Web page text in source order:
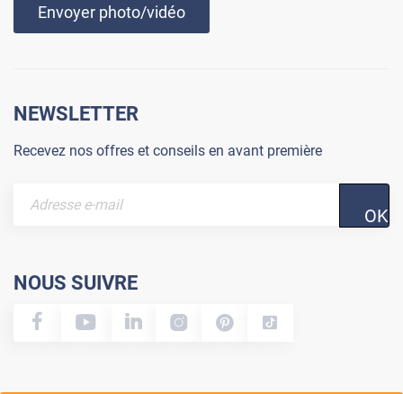
Envoyer photo/vidéo
NEWSLETTER
Recevez nos offres et conseils en avant première
OK
NOUS SUIVRE